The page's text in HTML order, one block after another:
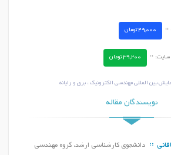
49,000تومان
سایت: 39,200تومان
بین المللی مهندسی الکترونیک ، برق و رایانه
نویسندگان مقاله
دانشجوی کارشناسی ارشد، گروه مهندسی